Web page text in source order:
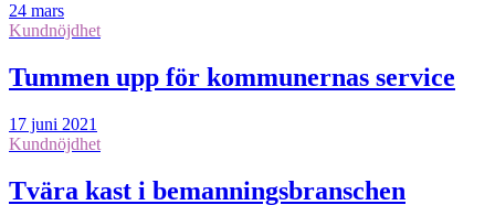
24 mars
Kundnöjdhet
Tummen upp för kommunernas service
17 juni 2021
Kundnöjdhet
Tvära kast i bemanningsbranschen